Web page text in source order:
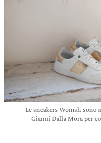
Le sneakers Womsh sono
Gianni Dalla Mora per